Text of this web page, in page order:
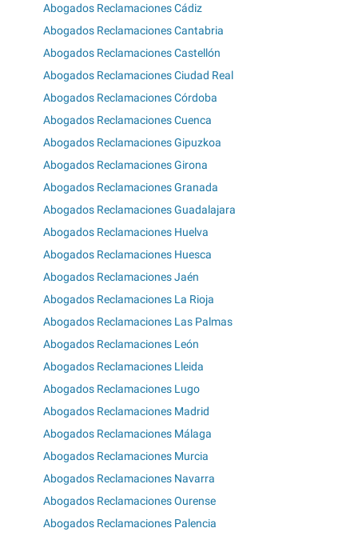
Abogados Reclamaciones Cádiz
Abogados Reclamaciones Cantabria
Abogados Reclamaciones Castellón
Abogados Reclamaciones Ciudad Real
Abogados Reclamaciones Córdoba
Abogados Reclamaciones Cuenca
Abogados Reclamaciones Gipuzkoa
Abogados Reclamaciones Girona
Abogados Reclamaciones Granada
Abogados Reclamaciones Guadalajara
Abogados Reclamaciones Huelva
Abogados Reclamaciones Huesca
Abogados Reclamaciones Jaén
Abogados Reclamaciones La Rioja
Abogados Reclamaciones Las Palmas
Abogados Reclamaciones León
Abogados Reclamaciones Lleida
Abogados Reclamaciones Lugo
Abogados Reclamaciones Madrid
Abogados Reclamaciones Málaga
Abogados Reclamaciones Murcia
Abogados Reclamaciones Navarra
Abogados Reclamaciones Ourense
Abogados Reclamaciones Palencia